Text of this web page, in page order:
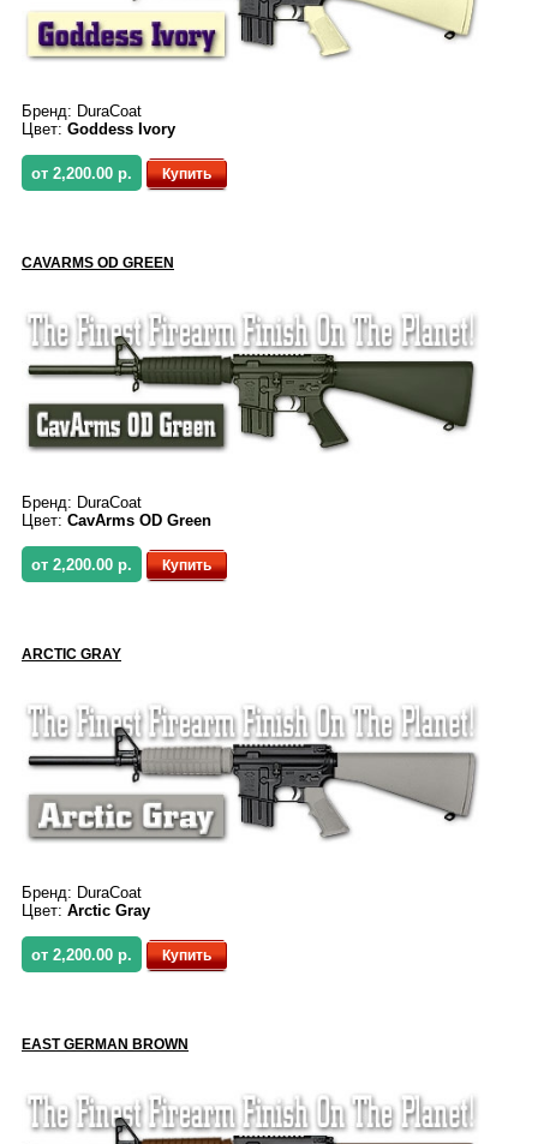
Бренд: DuraCoat
Цвет: Goddess Ivory
от 2,200.00 р. Купить
CAVARMS OD GREEN
Бренд: DuraCoat
Цвет: CavArms OD Green
от 2,200.00 р. Купить
ARCTIC GRAY
Бренд: DuraCoat
Цвет: Arctic Gray
от 2,200.00 р. Купить
EAST GERMAN BROWN